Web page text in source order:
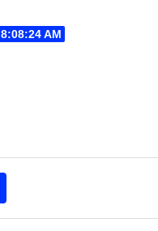
8:08:25 AM